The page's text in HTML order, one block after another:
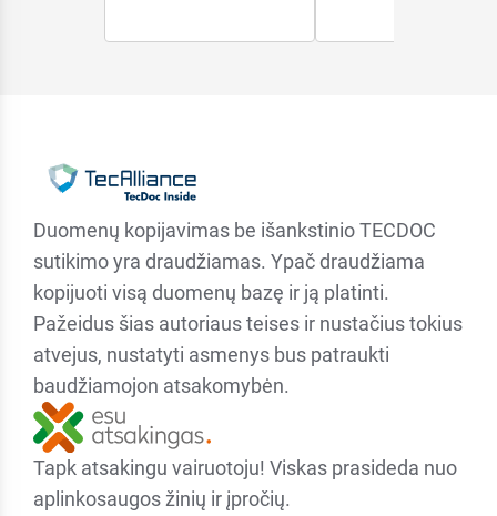
Duomenų kopijavimas be išankstinio TECDOC
sutikimo yra draudžiamas. Ypač draudžiama
kopijuoti visą duomenų bazę ir ją platinti.
Pažeidus šias autoriaus teises ir nustačius tokius
atvejus, nustatyti asmenys bus patraukti
baudžiamojon atsakomybėn.
Tapk atsakingu vairuotoju! Viskas prasideda nuo
aplinkosaugos žinių ir įpročių.